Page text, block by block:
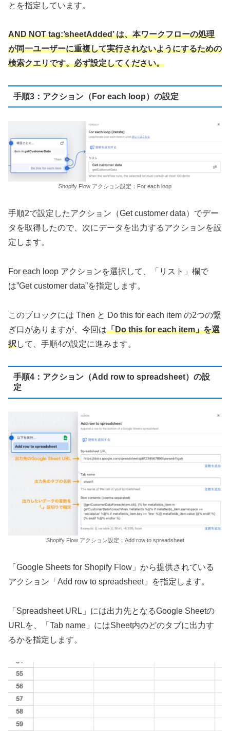
とを指定しています。
AND NOT tag:’sheetAdded’ は、本ワークフローの処理
が同一ユーザーに重複して実行されないようにするための
検索クエリです。必ず設定してください。
手順3：アクション（For each loop）の設定
Shopify Flow アクション設定：For each loop
手順2で設定したアクション（Get customer data）でデー
タを取得したので、次にデータを出力するアクションを設
定します。
For each loop アクションを選択して、「リスト」欄で
は”Get customer data”を指定します。
このブロックには Then と Do this for each item の2つの繋
ぎ口がありますが、今回は「Do this for each item」を選
択して、手順4の設定に進みます。
手順4：アクション（Add row to spreadsheet）の設
定
Shopify Flow アクション設定：Add row to spreadsheet
「Google Sheets for Shopify Flow」から提供されている
アクション「Add row to spreadsheet」を指定します。
「Spreadsheet URL」には出力先となるGoogle Sheetの
URLを、「Tab name」にはSheet内のどのタブに出力す
るかを指定します。